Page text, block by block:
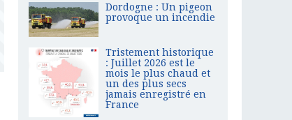
Dordogne : Un pigeon
provoque un incendie
Tristement historique
: Juillet 2026 est le
mois le plus chaud et
un des plus secs
jamais enregistré en
France